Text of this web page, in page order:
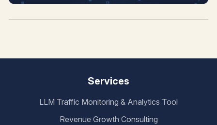
Services
LLM Traffic Monitoring & Analytics Tool
Revenue Growth Consulting